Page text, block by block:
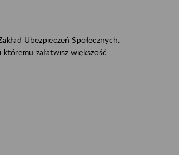
Ubezpieczeń Społecznych.
załatwisz większość